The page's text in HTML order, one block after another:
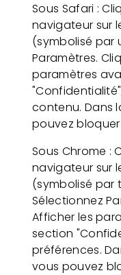
Sous Safari :
navigateur sur
(symbolisé par
Paramètres.
paramètres
contenu. Dans
pouvez bloquer
Sous Chrome :
navigateur sur
(symbolisé par
Sélectionnez
Afficher les
section
préférences.
vous pouvez